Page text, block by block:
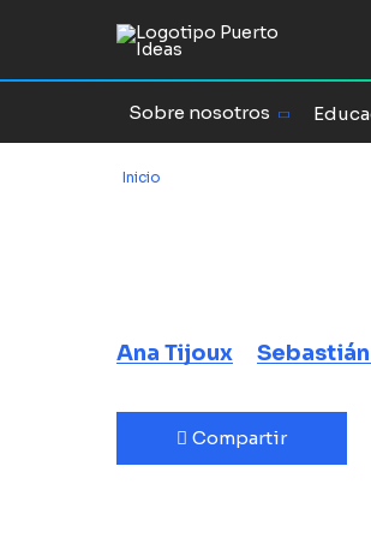
Sobre nosotros
Inicio
Ana Tijoux
Compartir